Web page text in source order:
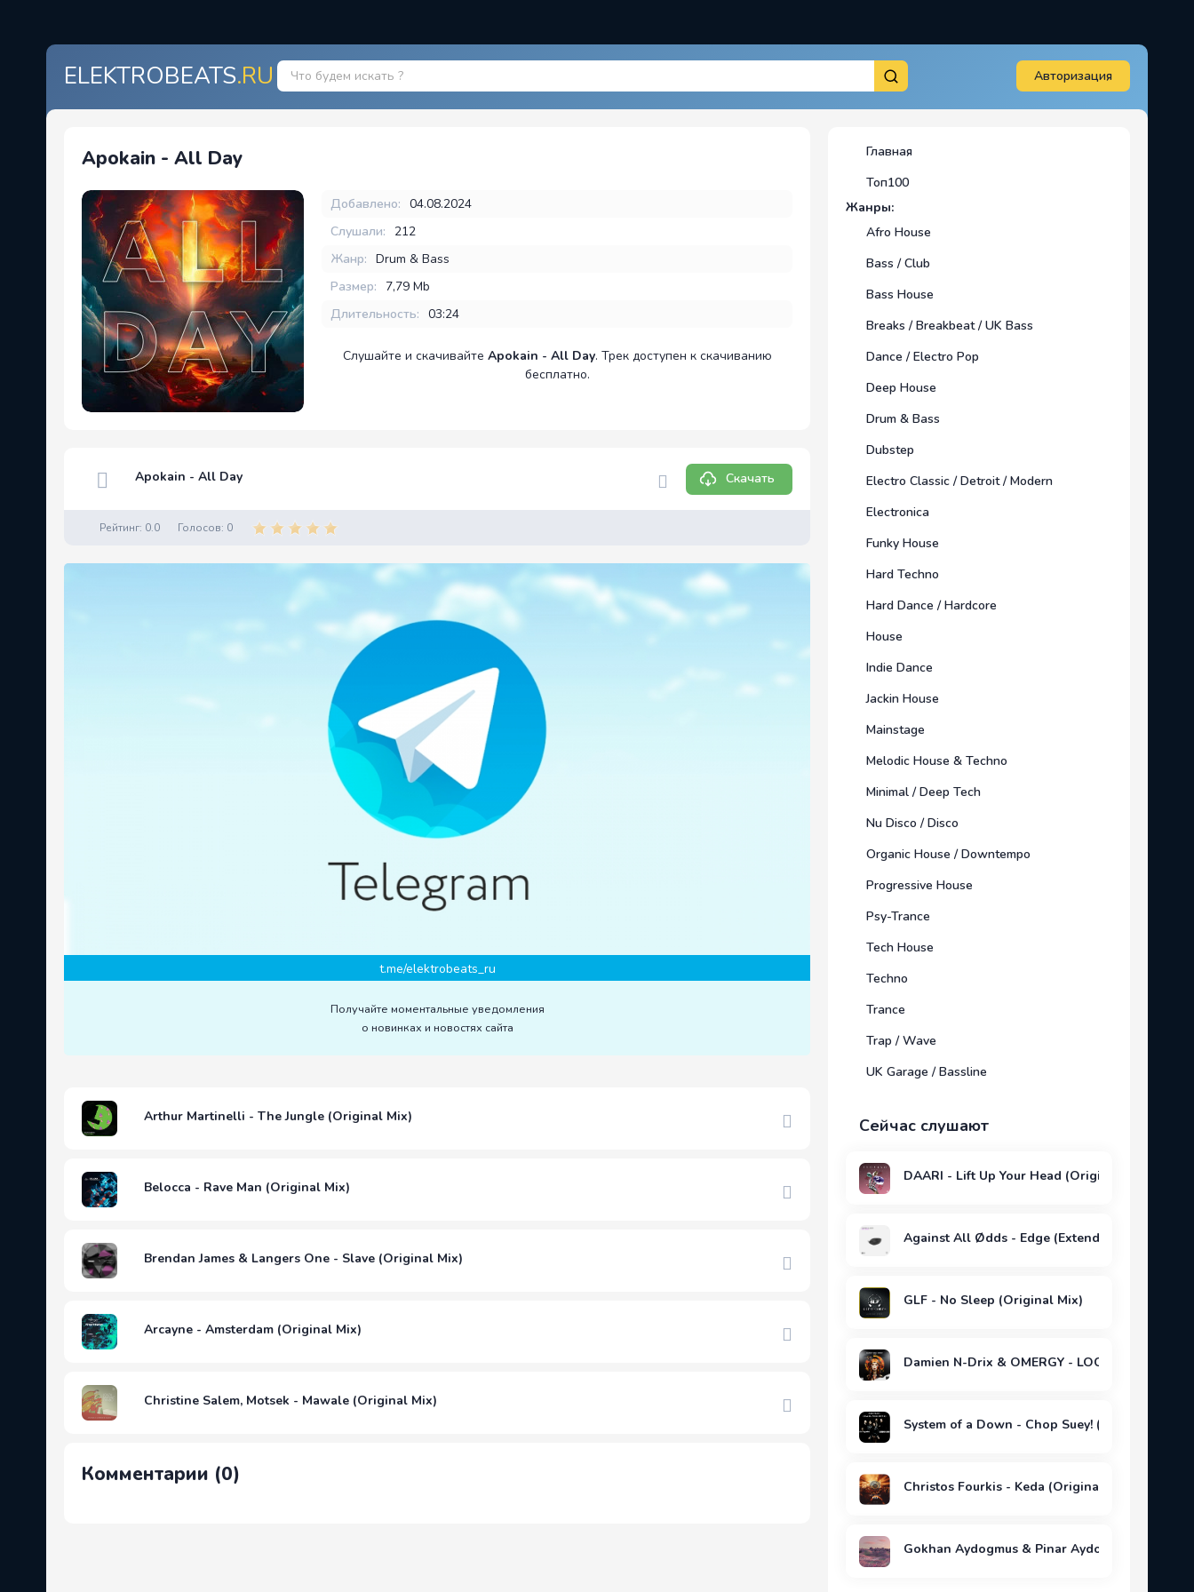
ELEKTROBEATS.RU Авторизация
Apokain - All Day
Добавлено: 04.08.2024
Слушали:
212
Жанр: Drum & Bass
Размер:
7,79 Mb
Длительность: 03:24
Слушайте и скачивайте Apokain - All Day. Трек доступен к скачиванию
бесплатно.
Apokain - All Day Скачать
Рейтинг: 0.0 Голосов: 0
t.me/elektrobeats_ru
Получайте моментальные уведомления
о новинках и новостях сайта
Arthur Martinelli - The Jungle (Original Mix)
Belocca - Rave Man (Original Mix)
Brendan James & Langers One - Slave (Original Mix)
Arcayne - Amsterdam (Original Mix)
Christine Salem, Motsek - Mawale (Original Mix)
Комментарии (0)
Главная
Топ100
Жанры:
Afro House
Bass / Club
Bass House
Breaks / Breakbeat / UK Bass
Dance / Electro Pop
Deep House
Drum & Bass
Dubstep
Electro Classic / Detroit / Modern
Electronica
Funky House
Hard Techno
Hard Dance / Hardcore
House
Indie Dance
Jackin House
Mainstage
Melodic House & Techno
Minimal / Deep Tech
Nu Disco / Disco
Organic House / Downtempo
Progressive House
Psy-Trance
Tech House
Techno
Trance
Trap / Wave
UK Garage / Bassline
Сейчас слушают
DAARI - Lift Up Your Head (Original Mix)
Against All Ødds - Edge (Extended Mix)
GLF - No Sleep (Original Mix)
Damien N-Drix & OMERGY - LOCA (Extended
System of a Down - Chop Suey! (Daniel Pinho
Christos Fourkis - Keda (Original Mix)
Gokhan Aydogmus & Pinar Aydogmus - To